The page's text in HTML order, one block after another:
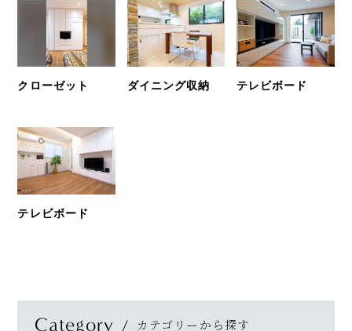
クローゼット ダイニング収納 テレビボード
テレビボード
Category カテゴリーから探す